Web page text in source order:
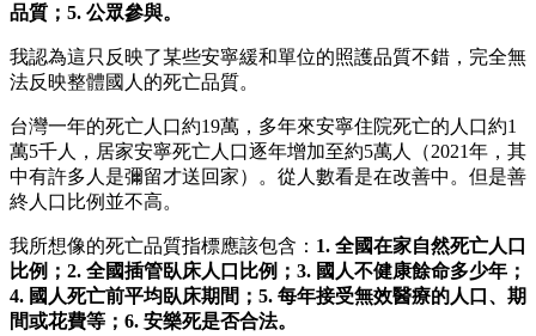
品質；5. 公眾參與。
我認為這只反映了某些安寧緩和單位的照護品質不錯，完全無
法反映整體國人的死亡品質。
台灣一年的死亡人口約19萬，多年來安寧住院死亡的人口約1
萬5千人，居家安寧死亡人口逐年增加至約5萬人（2021年，其
中有許多人是彌留才送回家）。從人數看是在改善中。但是善
終人口比例並不高。
我所想像的死亡品質指標應該包含： 1. 全國在家自然死亡人口
比例；2. 全國插管臥床人口比例；3. 國人不健康餘命多少年；
4. 國人死亡前平均臥床期間；5. 每年接受無效醫療的人口、期
間或花費等；6. 安樂死是否合法。